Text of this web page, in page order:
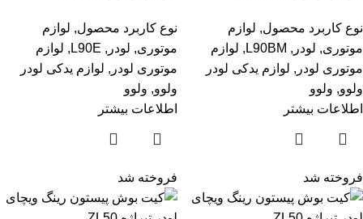
نوع کاربرد محصول, لوازم
موتوری, لودر ,
L90BM
, لوازم
موتوری لودر , لوازم یدکی لودر
ولوو, ولوو
اطلاعات بیشتر
نوع کاربرد محصول, لوازم
موتوری, لودر ,
L90E
, لوازم
موتوری لودر , لوازم یدکی لودر
ولوو, ولوو
اطلاعات بیشتر
فروخته شد فروخته شد